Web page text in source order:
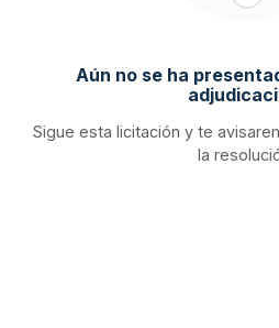
Aún no se ha
Sigue esta licitación y te
la